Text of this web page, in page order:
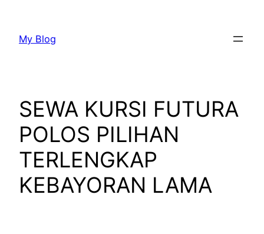
konten
My Blog
SEWA KURSI FUTURA
POLOS PILIHAN
TERLENGKAP
KEBAYORAN LAMA